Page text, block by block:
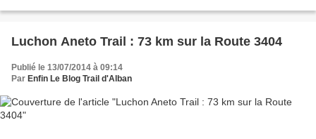
Luchon Aneto Trail : 73 km sur la Route 3404
Publié le 13/07/2014 à 09:14
Par Enfin Le Blog Trail d'Alban